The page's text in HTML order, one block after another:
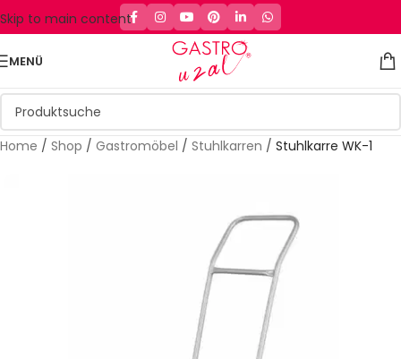
Skip to main content
MENÜ
Home / Shop / Gastromöbel / Stuhlkarren / Stuhlkarre WK-1